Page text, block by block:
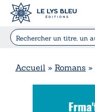
Accueil » Romans »